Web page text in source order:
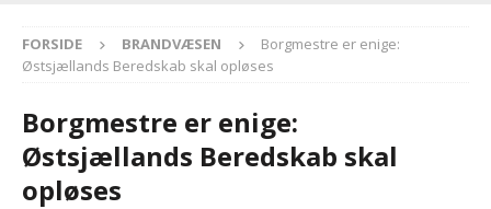
FORSIDE BRANDVÆSEN
Borgmestre er enige:
Østsjællands Beredskab skal opløses
Borgmestre er enige:
Østsjællands Beredskab skal
opløses